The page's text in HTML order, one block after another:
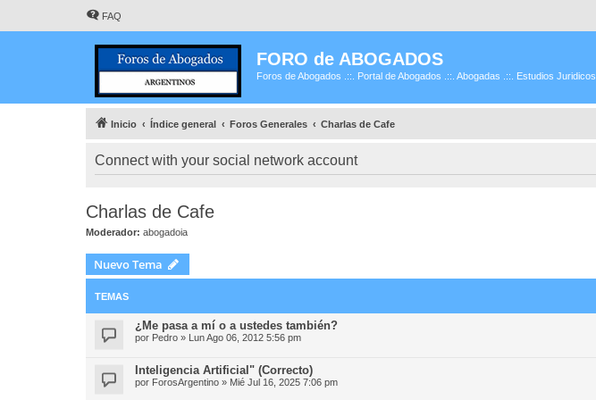
FAQ
FORO de ABOGADOS
Foros de Abogados .::. Portal de Abogados .::. Abogadas .::. Estudios Juridicos
Inicio Índice general Foros Generales Charlas de Cafe
Connect with your social network account
Charlas de Cafe
Moderador: abogadoia
Nuevo Tema
TEMAS
¿Me pasa a mí o a ustedes también?
por Pedro » Lun Ago 06, 2012 5:56 pm
Inteligencia Artificial" (Correcto)
por ForosArgentino » Mié Jul 16, 2025 7:06 pm